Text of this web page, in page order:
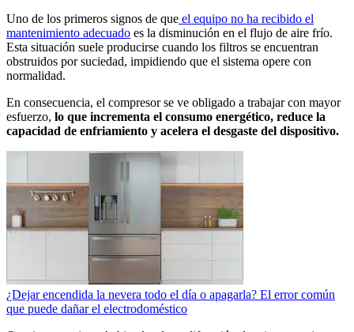
Uno de los primeros signos de que el equipo no ha recibido el
mantenimiento adecuado es la disminución en el flujo de aire frío.
Esta situación suele producirse cuando los filtros se encuentran
obstruidos por suciedad, impidiendo que el sistema opere con
normalidad.
En consecuencia, el compresor se ve obligado a trabajar con mayor
esfuerzo, lo que incrementa el consumo energético, reduce la
capacidad de enfriamiento y acelera el desgaste del dispositivo.
¿Dejar encendida la nevera todo el día o apagarla? El error común
que puede dañar el electrodoméstico